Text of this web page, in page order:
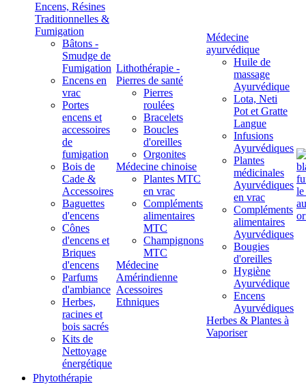
Encens, Résines
Traditionnelles &
Fumigation
Bâtons -
Smudge de
Fumigation
Encens en
vrac
Portes
encens et
accessoires
de
fumigation
Bois de
Cade &
Accessoires
Baguettes
d'encens
Cônes
d'encens et
Briques
d'encens
Parfums
d'ambiance
Herbes,
racines et
bois sacrés
Kits de
Nettoyage
énergétique
Lithothérapie -
Pierres de santé
Pierres
roulées
Bracelets
Boucles
d'oreilles
Orgonites
Médecine chinoise
Plantes MTC
en vrac
Compléments
alimentaires
MTC
Champignons
MTC
Médecine
Amérindienne
Acessoires
Ethniques
Médecine
ayurvédique
Huile de
massage
Ayurvédique
Lota, Neti
Pot et Gratte
Langue
Infusions
Ayurvédiques
Plantes
médicinales
Ayurvédiques
en vrac
Compléments
alimentaires
Ayurvédiques
Bougies
d'oreilles
Hygiène
Ayurvédique
Encens
Ayurvédiques
Herbes & Plantes à
Vaporiser
Phytothérapie